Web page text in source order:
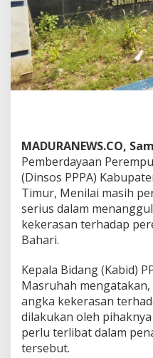
MADURANEWS.CO,
Pemberdayaan
(Dinsos PPPA)
Timur, Menilai masih
serius dalam
kekerasan terhadap
Bahari.
Kepala Bidang (Kabid)
Masruhah
angka kekerasan
dilakukan oleh
perlu terlibat dalam
tersebut.